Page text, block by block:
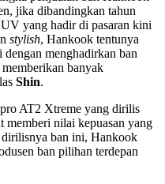
jika dibandingkan tahun
yang hadir di pasaran kini
stylish, Hankook tentunya
menghadirkan ban
banyak
Shin.
AT2 Xtreme yang dirilis
memberi nilai kepuasan yang
ban ini, Hankook
ban pilihan terdepan